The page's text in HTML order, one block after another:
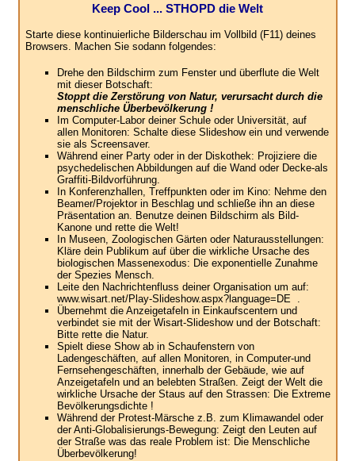
Keep Cool ... STHOPD die Welt
Starte diese kontinuierliche Bilderschau im Vollbild (F11) deines
Browsers. Machen Sie sodann folgendes:
Drehe den Bildschirm zum Fenster und überflute die Welt
mit dieser Botschaft:
Stoppt die Zerstörung von Natur, verursacht durch die
menschliche Überbevölkerung !
Im Computer-Labor deiner Schule oder Universität, auf
allen Monitoren: Schalte diese Slideshow ein und verwende
sie als Screensaver.
Während einer Party oder in der Diskothek: Projiziere die
psychedelischen Abbildungen auf die Wand oder Decke-als
Graffiti-Bildvorführung.
In Konferenzhallen, Treffpunkten oder im Kino: Nehme den
Beamer/Projektor in Beschlag und schließe ihn an diese
Präsentation an. Benutze deinen Bildschirm als Bild-
Kanone und rette die Welt!
In Museen, Zoologischen Gärten oder Naturausstellungen:
Kläre dein Publikum auf über die wirkliche Ursache des
biologischen Massenexodus: Die exponentielle Zunahme
der Spezies Mensch.
Leite den Nachrichtenfluss deiner Organisation um auf:
www.wisart.net/Play-Slideshow.aspx?language=DE .
Übernehmt die Anzeigetafeln in Einkaufscentern und
verbindet sie mit der Wisart-Slideshow und der Botschaft:
Bitte rette die Natur.
Spielt diese Show ab in Schaufenstern von
Ladengeschäften, auf allen Monitoren, in Computer-und
Fernsehengeschäften, innerhalb der Gebäude, wie auf
Anzeigetafeln und an belebten Straßen. Zeigt der Welt die
wirkliche Ursache der Staus auf den Strassen: Die Extreme
Bevölkerungsdichte !
Während der Protest-Märsche z.B. zum Klimawandel oder
der Anti-Globalisierungs-Bewegung: Zeigt den Leuten auf
der Straße was das reale Problem ist: Die Menschliche
Überbevölkerung!